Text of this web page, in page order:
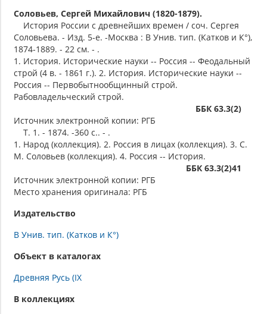
Соловьев, Сергей Михайлович (1820-1879).
История России с древнейших времен / соч. Сергея
Соловьева. - Изд. 5-е. -Москва : В Унив. тип. (Катков и К°),
1874-1889. - 22 см. - .
1. История. Исторические науки -- Россия -- Феодальный
строй (4 в. - 1861 г.). 2. История. Исторические науки --
Россия -- Первобытнообщинный строй.
Рабовладельческий строй.
ББК 63.3(2)
Источник электронной копии: РГБ
Т. 1. - 1874. -360 с.. - .
1. Народ (коллекция). 2. Россия в лицах (коллекция). 3. С.
М. Соловьев (коллекция). 4. Россия -- История.
ББК 63.3(2)41
Источник электронной копии: РГБ
Место хранения оригинала: РГБ
Издательство
В Унив. тип. (Катков и К°)
Объект в каталогах
Древняя Русь (IX
В коллекциях